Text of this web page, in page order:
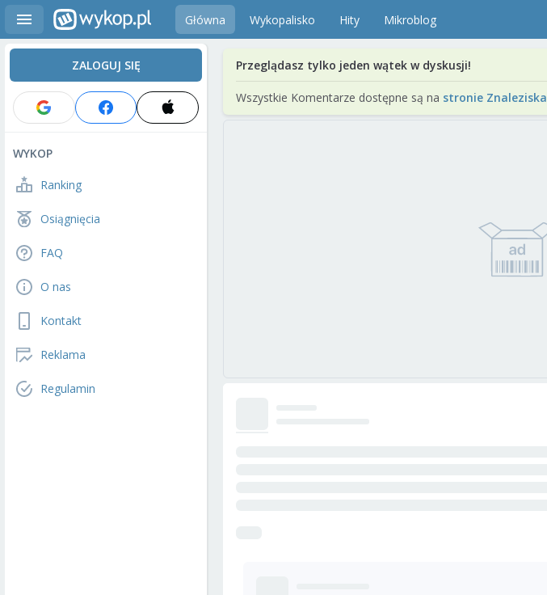
Główna Wykopalisko Hity Mikroblog
ZALOGUJ SIĘ
WYKOP
Ranking
Osiągnięcia
FAQ
O nas
Kontakt
Reklama
Regulamin
Przeglądasz tylko jeden wątek w dyskusji!
Wszystkie Komentarze dostępne są na stronie Znaleziska